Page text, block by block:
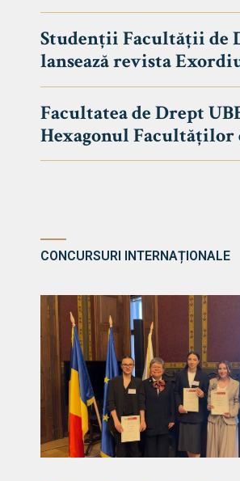
DE
Studenții Facultății de
lansează revista
Facultatea de Drept
Hexagonul Facultăților
CONCURSURI INTERNAȚIONALE